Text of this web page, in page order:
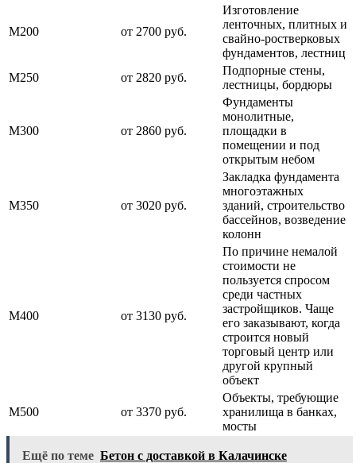
М200 от 2700 руб.
Изготовление
ленточных, плитных и
свайно-ростверковых
фундаментов, лестниц
М250
от 2820 руб.
Подпорные стены,
лестницы, бордюры
М300 от 2860 руб.
Фундаменты
монолитные,
площадки в
помещении и под
открытым небом
М350 от 3020 руб.
Закладка фундамента
многоэтажных
зданий, строительство
бассейнов, возведение
колонн
М400 от 3130 руб.
По причине немалой
стоимости не
пользуется спросом
среди частных
застройщиков. Чаще
его заказывают, когда
строится новый
торговый центр или
другой крупный
объект
М500 от 3370 руб.
Объекты, требующие
хранилища в банках,
мосты
Ещё по теме Бетон с доставкой в Калачинске